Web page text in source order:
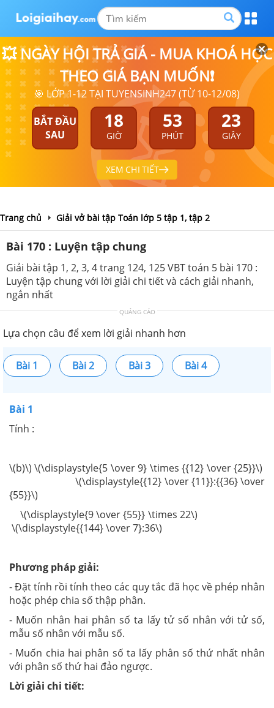
💥 NGÀY HỘI TRẢ GIÁ - MUA KHOÁ HỌC
THEO GIÁ BẠN MUỐN❗
🎯 LỚP 1-12 TẠI TUYENSINH247 (TỪ 10-12/08)
BẮT ĐẦU
SAU
18
GIỜ
53
PHÚT
23
GIÂY
XEM CHI TIẾT
Trang chủ Giải vở bài tập Toán lớp 5 tập 1, tập 2
Bài 170 : Luyện tập chung
Giải bài tập 1, 2, 3, 4 trang 124, 125 VBT toán 5 bài 170 :
Luyện tập chung với lời giải chi tiết và cách giải nhanh,
ngắn nhất
QUẢNG CÁO
Lựa chọn câu để xem lời giải nhanh hơn
Bài 1 Bài 2 Bài 3 Bài 4
Bài 1
Tính :
\(b)\) \(\displaystyle{5 \over 9} \times {{12} \over {25}}\)
\(\displaystyle{{12} \over {11}}:{{36} \over
{55}}\)
\(\displaystyle{9 \over {55}} \times 22\)
\(\displaystyle{{144} \over 7}:36\)
Phương pháp giải:
- Đặt tính rồi tính theo các quy tắc đã học về phép nhân
hoặc phép chia số thập phân.
- Muốn nhân hai phân số ta lấy tử số nhân với tử số,
mẫu số nhân với mẫu số.
- Muốn chia hai phân số ta lấy phân số thứ nhất nhân
với phân số thứ hai đảo ngược.
Lời giải chi tiết: